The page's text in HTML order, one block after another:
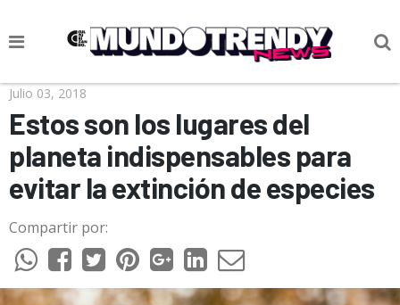
NOTICIAS
CULTURA POP
CIENCIA Y TECNOLOGÍA
VIDA
SOCIEDAD
CULTURIZANDO.COM
Julio 03, 2018
Estos son los lugares del
planeta indispensables para
evitar la extinción de especies
Compartir por: